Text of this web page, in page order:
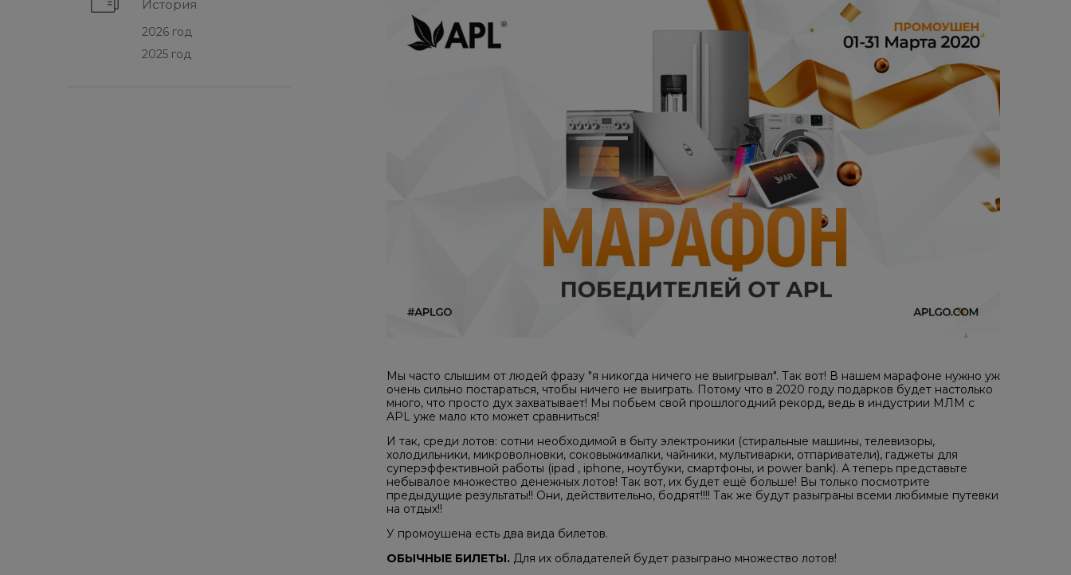
История
2026 год
2025 год
Мы часто слышим от людей фразу "я никогда ничего не выигрывал". Так вот! В нашем марафоне нужно уж
очень сильно постараться, чтобы ничего не выиграть. Потому что в 2020 году подарков будет настолько
много, что просто дух захватывает! Мы побьем свой прошлогодний рекорд, ведь в индустрии МЛМ с
APL уже мало кто может сравниться!
И так, среди лотов: сотни необходимой в быту электроники (стиральные машины, телевизоры,
холодильники, микроволновки, соковыжималки, чайники, мультиварки, отпариватели), гаджеты для
суперэффективной работы (ipad , iphone, ноутбуки, смартфоны, и power bank). А теперь представьте
небывалое множество денежных лотов! Так вот, их будет ещё больше! Вы только посмотрите
предыдущие результаты!! Они, действительно, бодрят!!!! Так же будут разыграны всеми любимые путевки
на отдых!!
У промоушена есть два вида билетов.
ОБЫЧНЫЕ БИЛЕТЫ. Для их обладателей будет разыграно множество лотов!